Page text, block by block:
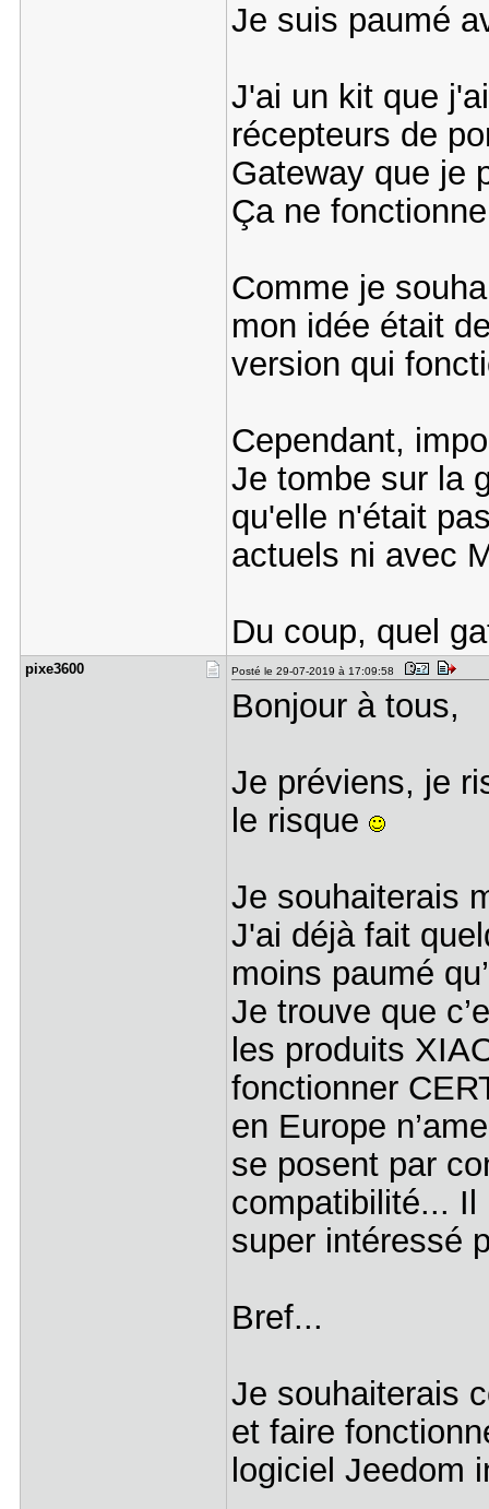
Je suis paumé
J'ai un kit que
récepteurs de
Gateway que je
Ça ne
Comme je
mon idée était
version qui
Cependant,
Je tombe sur la
qu'elle n'était
actuels ni avec
Du coup, quel
pixe3600 Posté le 29-07-2019 à 17:09:58
Bonjour à tous,
Je préviens, je
le risque
Je souhaiterais
J'ai déjà fait
moins paumé
Je trouve que
les produits
fonctionner
en Europe
se posent par
compatibilité... Il
super intéressé
Bref...
Je souhaiterais
et faire
logiciel